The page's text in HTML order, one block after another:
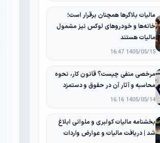
مالیات بلاگرها همچنان برقرار است؛
خانه‌ها و خودروهای لوکس نیز مشمول
مالیات هستند
1405/05/15 16:47
مرخصی منفی چیست؟ قانون کار، نحوه
محاسبه و آثار آن در حقوق و دستمزد
1405/05/14 16:16
بخشنامه مالیات کولبری و ملوانی ابلاغ
شد | دریافت مالیات و عوارض واردات